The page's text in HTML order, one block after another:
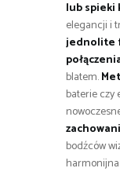
lub spieki
elegancji i
jednolite
blatem.
baterie czy
bodźców